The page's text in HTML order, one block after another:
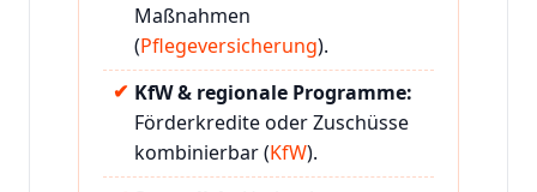
Maßnahmen
(Pflegeversicherung).
KfW & regionale Programme:
Förderkredite oder Zuschüsse
kombinierbar (KfW).